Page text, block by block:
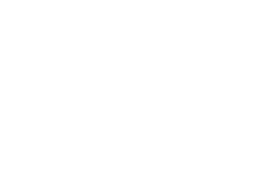
sublinham: “O não cumprimento dos objetivos iniciais não pode